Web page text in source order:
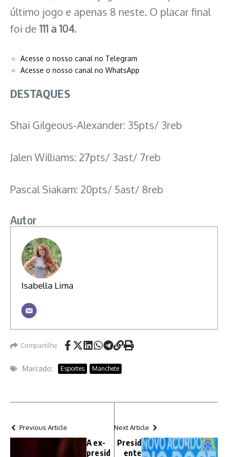
último jogo e apenas 8 neste. O placar final
foi de 111 a 104.
Acesse o nosso canal no Telegram
Acesse o nosso canal no WhatsApp
DESTAQUES
Shai Gilgeous-Alexander: 35pts/ 3reb
Jalen Williams: 27pts/ 3ast/ 7reb
Pascal Siakam: 20pts/ 5ast/ 8reb
Autor
Isabella Lima
Compartilhe
Marcado: Esportes Manchete
Previous Article
A ex-
presid
Next Article
Presid
ente